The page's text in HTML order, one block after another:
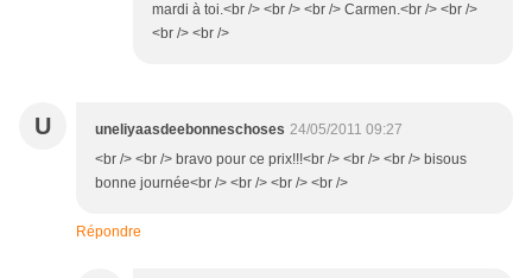
mardi à toi.<br /> <br /> <br /> Carmen.<br /> <br />
<br /> <br />
U uneliyaasdeebonneschoses 24/05/2011 09:27
<br /> <br /> bravo pour ce prix!!!<br /> <br /> <br /> bisous
bonne journée<br /> <br /> <br /> <br />
Répondre